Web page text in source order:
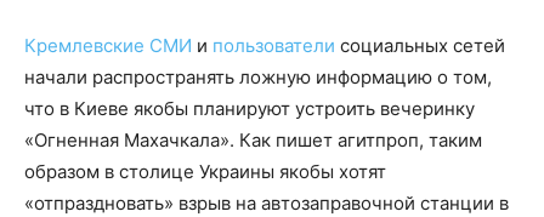
Кремлевские СМИ и пользователи социальных сетей
начали распространять ложную информацию о том,
что в Киеве якобы планируют устроить вечеринку
«Огненная Махачкала». Как пишет агитпроп, таким
образом в столице Украины якобы хотят
«отпраздновать» взрыв на автозаправочной станции в